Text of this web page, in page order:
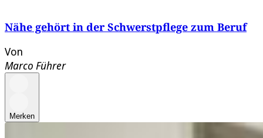
Nähe gehört in der Schwerstpflege zum Beruf
Von
Marco Führer
Merken